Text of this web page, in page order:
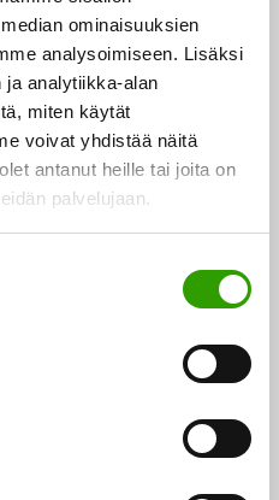
ominaisuuksien
analysoimiseen. Lisäksi
ja analytiikka-alan
miten käytät
voivat yhdistää näitä
antanut heille tai joita on
palvelujaan.
rakenteen
geelejä.
skaalaamaan
pilottimittakaavaan.
elintarvikkeissa
asti, ja korkean
kartoitetaan. Samaan
yhteistyötä